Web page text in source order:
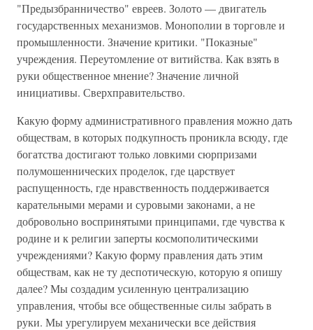
"Предызбранничество" евреев. Золото — двигатель
государственных механизмов. Монополии в торговле и
промышленности. Значение критики. "Показные"
учреждения. Переутомление от витийства. Как взять в
руки общественное мнение? Значение личной
инициативы. Сверхправительство.
Какую форму административного правления можно дать
обществам, в которых подкупность проникла всюду, где
богатства достигают только ловкими сюрпризами
полумошеннических проделок, где царствует
распущенность, где нравственность поддерживается
карательными мерами и суровыми законами, а не
добровольно воспринятыми принципами, где чувства к
родине и к религии заперты космополитическими
учреждениями? Какую форму правления дать этим
обществам, как не ту деспотическую, которую я опишу
далее? Мы создадим усиленную централизацию
управления, чтобы все общественные силы забрать в
руки. Мы урегулируем механически все действия